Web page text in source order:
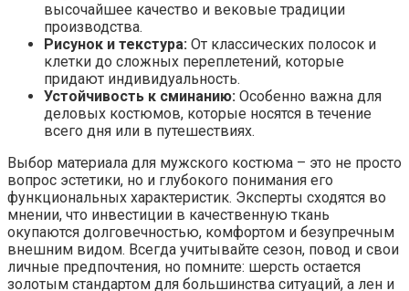
высочайшее качество и вековые традиции
производства.
Рисунок и текстура: От классических полосок и
клетки до сложных переплетений, которые
придают индивидуальность.
Устойчивость к сминанию: Особенно важна для
деловых костюмов, которые носятся в течение
всего дня или в путешествиях.
Выбор материала для мужского костюма – это не просто
вопрос эстетики, но и глубокого понимания его
функциональных характеристик. Эксперты сходятся во
мнении, что инвестиции в качественную ткань
окупаются долговечностью, комфортом и безупречным
внешним видом. Всегда учитывайте сезон, повод и свои
личные предпочтения, но помните: шерсть остается
золотым стандартом для большинства ситуаций, а лен и